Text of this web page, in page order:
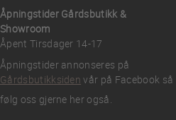
Åpningstider Gårdsbutikk &
Showroom
Åpent Tirsdager 14-17
Åpningstider annonseres på
Gårdsbutikksiden vår på Facebook så
følg oss gjerne her også.